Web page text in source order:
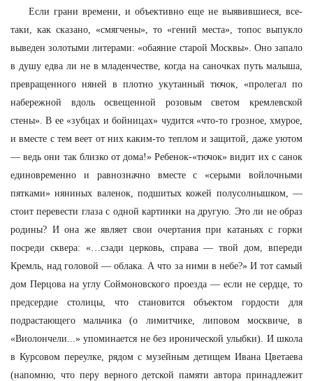
Если грани времени, и объективно еще не выявившиеся, все-
таки, как сказано, «смягчены», то «гений места», топос выпукло
выведен золотыми литерами: «обаяние старой Москвы». Оно запало
в душу едва ли не в младенчестве, когда на саночках путь малыша,
превращенного няней в плотно укутанный тючок, «пролегал по
набережной вдоль освещенной розовым светом кремлевской
стены». В ее «зубцах и бойницах» чудится «что-то грозное, хмурое,
и вместе с тем веет от них каким-то теплом и защитой, даже уютом
— ведь они так близко от дома!» Ребенок-«тючок» видит их с санок
единовременно и равнозначно вместе с «серыми войлочными
пятками» няниных валенок, подшитых кожей полусолнышком, —
стоит перевести глаза с одной картинки на другую. Это ли не образ
родины? И она же являет свои очертания при катаньях с горки
посреди сквера: «…сзади церковь, справа — твой дом, впереди
Кремль, над головой — облака. А что за ними в небе?» И тот самый
дом Перцова на углу Соймоновского проезда — если не сердце, то
предсердие столицы, что становится объектом гордости для
подрастающего мальчика (о лимитчике, липовом москвиче, в
«Виолончели...» упоминается не без иронической улыбки). И школа
в Курсовом переулке, рядом с музейным детищем Ивана Цветаева
(напомню, что перу верного детской памяти автора принадлежит